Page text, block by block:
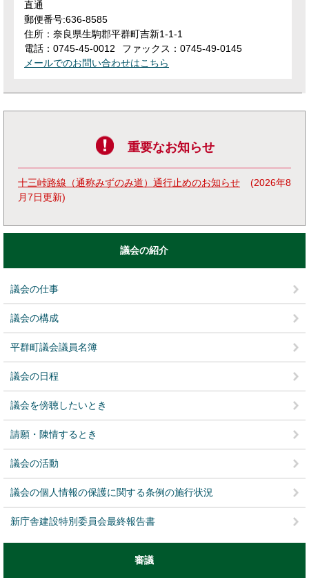
直通
郵便番号:636-8585
住所：奈良県生駒郡平群町吉新1-1-1
電話：0745-45-0012
ファックス：0745-49-0145
メールでのお問い合わせはこちら
重要なお知らせ
十三峠路線（通称みずのみ道）通行止めのお知らせ
2026年8
月7日更新
議会の紹介
議会の仕事
議会の構成
平群町議会議員名簿
議会の日程
議会を傍聴したいとき
請願・陳情するとき
議会の活動
議会の個人情報の保護に関する条例の施行状況
新庁舎建設特別委員会最終報告書
審議